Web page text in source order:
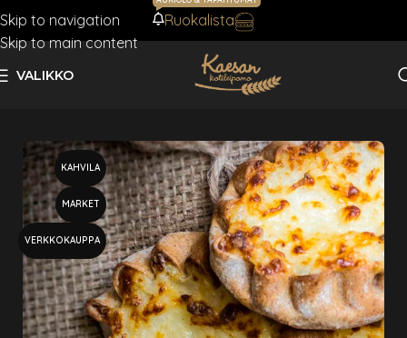
Skip to navigation
Skip to main content
AJANKOHTAISTA
Ruokalista
VALIKKO
KAHVILA
MARKET
VERKKOKAUPPA